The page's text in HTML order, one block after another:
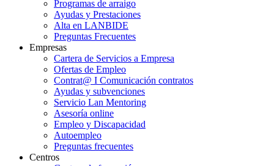
Programas de arraigo
Ayudas y Prestaciones
Alta en LANBIDE
Preguntas Frecuentes
Empresas
Cartera de Servicios a Empresa
Ofertas de Empleo
Contrat@ I Comunicación contratos
Ayudas y subvenciones
Servicio Lan Mentoring
Asesoría online
Empleo y Discapacidad
Autoempleo
Preguntas frecuentes
Centros